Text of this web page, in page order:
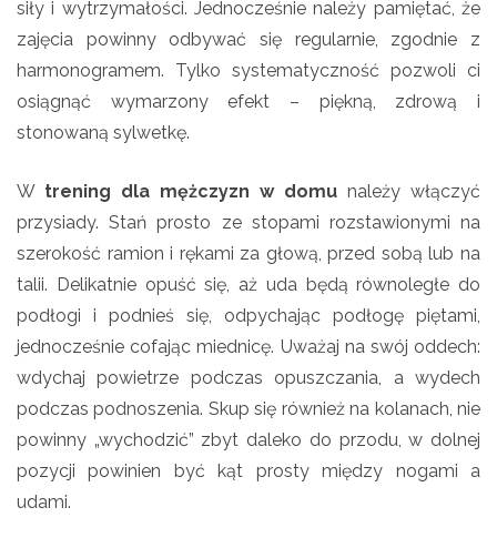
siły i wytrzymałości. Jednocześnie należy pamiętać, że
zajęcia powinny odbywać się regularnie, zgodnie z
harmonogramem. Tylko systematyczność pozwoli ci
osiągnąć wymarzony efekt – piękną, zdrową i
stonowaną sylwetkę.
W trening dla mężczyzn w domu należy włączyć
przysiady. Stań prosto ze stopami rozstawionymi na
szerokość ramion i rękami za głową, przed sobą lub na
talii. Delikatnie opuść się, aż uda będą równoległe do
podłogi i podnieś się, odpychając podłogę piętami,
jednocześnie cofając miednicę. Uważaj na swój oddech:
wdychaj powietrze podczas opuszczania, a wydech
podczas podnoszenia. Skup się również na kolanach, nie
powinny „wychodzić” zbyt daleko do przodu, w dolnej
pozycji powinien być kąt prosty między nogami a
udami.